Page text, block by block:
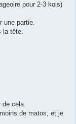
pour 2-3 kois)
une partie.
la tête.
de cela.
de matos, et je